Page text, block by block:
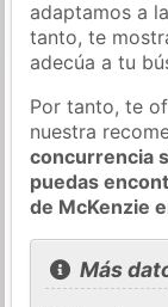
adaptamos a
tanto, te
adecúa a tu
Por tanto, te
nuestra
concurrencia
puedas
de McKenzie
Más